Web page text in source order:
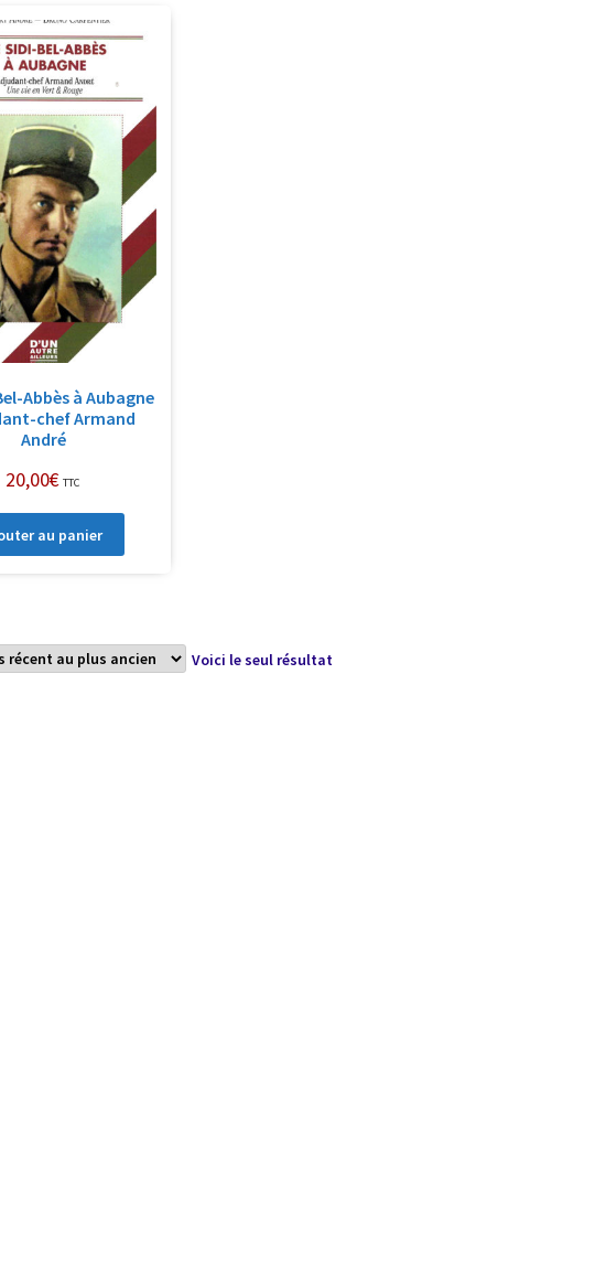
Abbès à Aubagne
chef Armand
André
20,00€ TTC
au panier
Voici le seul résultat